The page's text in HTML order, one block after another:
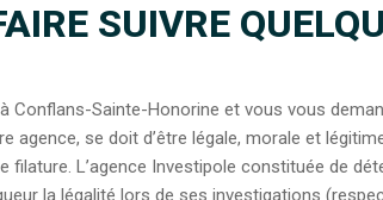
SUIVRE
Conflans-Sainte-Honorine et vous vous
agence, se doit d’être légale, morale et
L’agence Investipole constituée de
la légalité lors de ses investigations